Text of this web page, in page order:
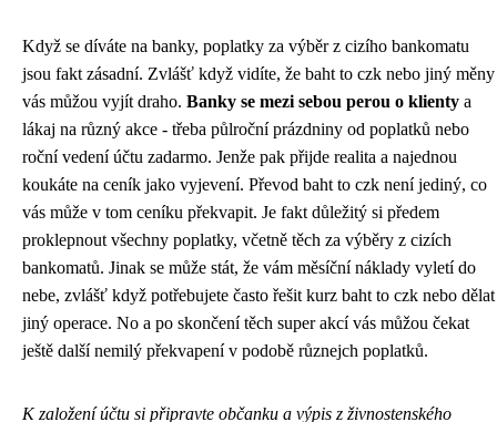
Když se díváte na banky, poplatky za výběr z cizího bankomatu
jsou fakt zásadní. Zvlášť když vidíte, že baht to czk nebo jiný měny
vás můžou vyjít draho. Banky se mezi sebou perou o klienty a
lákaj na různý akce - třeba půlroční prázdniny od poplatků nebo
roční vedení účtu zadarmo. Jenže pak přijde realita a najednou
koukáte na ceník jako vyjevení. Převod baht to czk není jediný, co
vás může v tom ceníku překvapit. Je fakt důležitý si předem
proklepnout všechny poplatky, včetně těch za výběry z cizích
bankomatů. Jinak se může stát, že vám měsíční náklady vyletí do
nebe, zvlášť když potřebujete často řešit kurz baht to czk nebo dělat
jiný operace. No a po skončení těch super akcí vás můžou čekat
ještě další nemilý překvapení v podobě různejch poplatků.
K založení účtu si připravte občanku a výpis z živnostenského